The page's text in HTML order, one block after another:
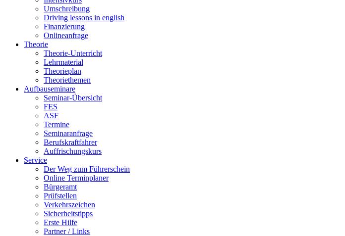
Umschreibung
Driving lessons in english
Finanzierung
Onlineanfrage
Theorie
Theorie-Unterricht
Lehrmaterial
Theorieplan
Theoriethemen
Aufbauseminare
Seminar-Übersicht
FES
ASF
Termine
Seminaranfrage
Berufskraftfahrer
Auffrischungskurs
Service
Der Weg zum Führerschein
Online Terminplaner
Bürgeramt
Prüfstellen
Verkehrszeichen
Sicherheitstipps
Erste Hilfe
Partner / Links